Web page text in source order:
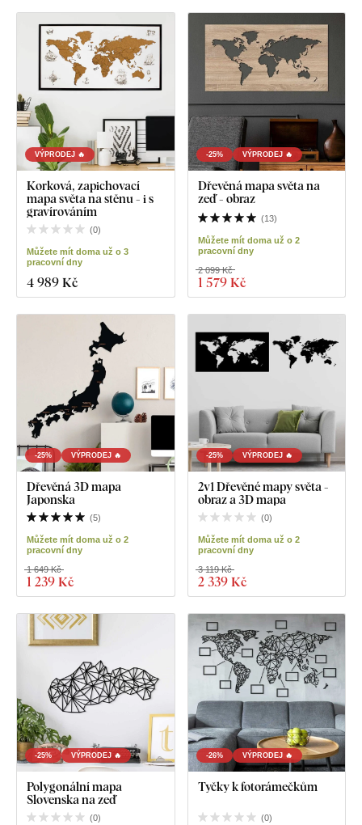
VÝPRODEJ 🔥
Korková, zapichovací
mapa světa na stěnu - i s
gravírováním
(0)
Můžete mít doma už o 3
pracovní dny
4 989 Kč
-25% VÝPRODEJ 🔥
Dřevěná mapa světa na
zeď - obraz
(13)
Můžete mít doma už o 2
pracovní dny
1 579 Kč
2 099 Kč
-25% VÝPRODEJ 🔥
Dřevěná 3D mapa
Japonska
(5)
Můžete mít doma už o 2
pracovní dny
1 239 Kč
1 649 Kč
-25% VÝPRODEJ 🔥
2v1 Dřevěné mapy světa -
obraz a 3D mapa
(0)
Můžete mít doma už o 2
pracovní dny
2 339 Kč
3 119 Kč
-25% VÝPRODEJ 🔥
Polygonální mapa
Slovenska na zeď
(0)
-26% VÝPRODEJ 🔥
Tyčky k fotorámečkům
(0)